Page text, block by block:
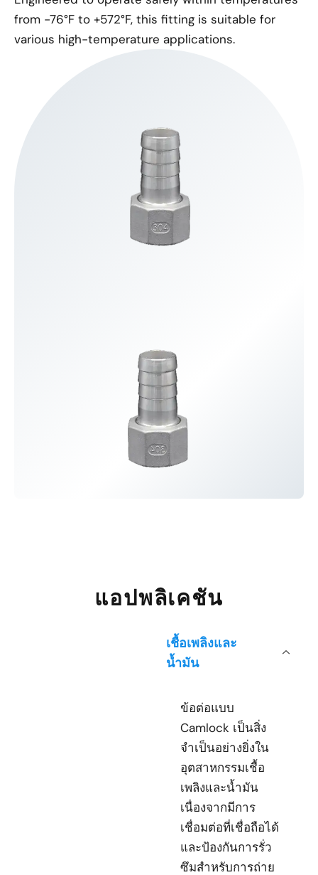
from -76°F to +572°F, this fitting is suitable for
various high-temperature applications.
แอปพลิเคชัน
เชื้อเพลิงและ
น้ำมัน
ข้อต่อแบบ
Camlock เป็นสิ่ง
จำเป็นอย่างยิ่งใน
อุตสาหกรรมเชื้อ
เพลิงและน้ำมัน
เนื่องจากมีการ
เชื่อมต่อที่เชื่อถือได้
และป้องกันการรั่ว
ซึมสำหรับการถ่าย